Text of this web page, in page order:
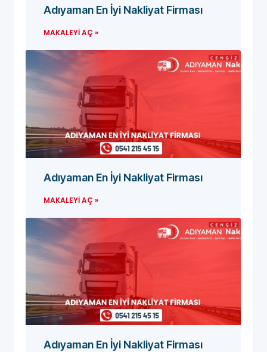
Adıyaman En İyi Nakliyat Firması
MAKALEYI AÇ »
Adıyaman En İyi Nakliyat Firması
MAKALEYI AÇ »
Adıyaman En İyi Nakliyat Firması